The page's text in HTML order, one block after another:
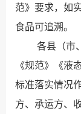
范》要求，如
食品可追溯。
各县（市、
《规范》《液
标准落实情况
方、承运方、